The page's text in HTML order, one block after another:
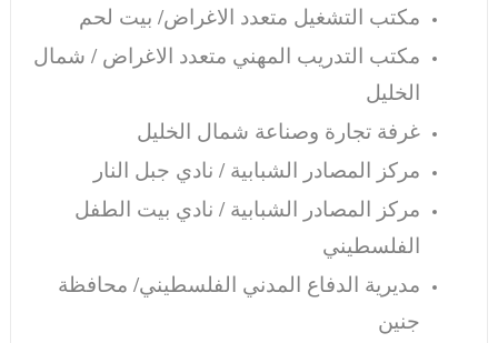
مكتب التشغيل متعدد الاغراض/ بيت لحم
مكتب التدريب المهني متعدد الاغراض / شمال
الخليل
غرفة تجارة وصناعة شمال الخليل
مركز المصادر الشبابية / نادي جبل النار
مركز المصادر الشبابية / نادي بيت الطفل
الفلسطيني
مديرية الدفاع المدني الفلسطيني/ محافظة
جنين